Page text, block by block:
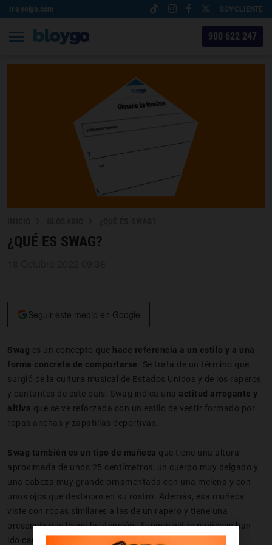
Ir a yoigo.com SOY CLIENTE
900 622 247
¿QUÉ ES SWAG?
Seguir este medio en Google
Swag es un concepto que hace referencia a un estilo y a una
forma concreta de comportarse . Se trata de un término que
surgió de la cultura musical de Estados Unidos y de los raperos
y cantantes de este país. Swag indica una actitud arrogante y
altiva que se ve reforzada con un estilo de vestir formado por
ropas anchas y zapatillas deportivas.
Swag también es un tipo de muñeca que tiene una altura
aproximada de unos 25 centímetros, un cuerpo muy delgado y
una cabeza muy grande ornamentada con una melena y con
unos ojos que destacan en su rostro. Además, esa muñeca
viste con ropas similares a las de un rapero y tiene una
presencia que llama la atención. Aunque estas muñecas han
ido cambiando y hoy en día representan a diferentes